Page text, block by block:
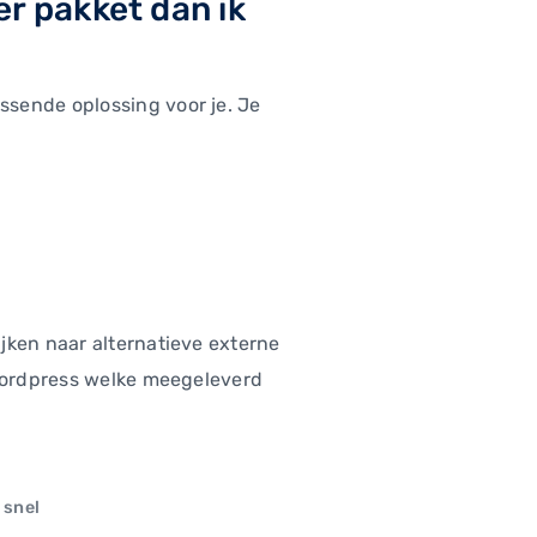
pakket dan ik
oplossing voor je. Je
naar alternatieve externe
welke meegeleverd